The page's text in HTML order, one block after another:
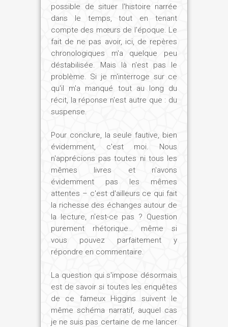
possible de situer l'histoire narrée
dans le temps, tout en tenant
compte des mœurs de l'époque. Le
fait de ne pas avoir, ici, de repères
chronologiques m'a quelque peu
déstabilisée. Mais là n'est pas le
problème. Si je m'interroge sur ce
qu'il m'a manqué tout au long du
récit, la réponse n'est autre que : du
suspense.
Pour conclure, la seule fautive, bien
évidemment, c'est moi. Nous
n'apprécions pas toutes ni tous les
mêmes livres et n'avons
évidemment pas les mêmes
attentes – c'est d'ailleurs ce qui fait
la richesse des échanges autour de
la lecture, n'est-ce pas ? Question
purement rhétorique… même si
vous pouvez parfaitement y
répondre en commentaire.
La question qui s'impose désormais
est de savoir si toutes les enquêtes
de ce fameux Higgins suivent le
même schéma narratif, auquel cas
je ne suis pas certaine de me lancer